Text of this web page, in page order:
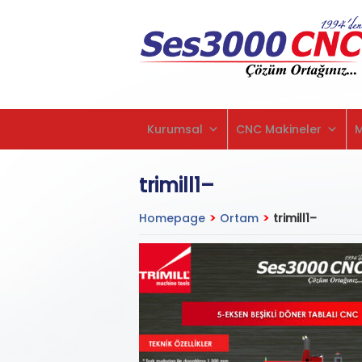
Kurumsal
CNC Makineler
trimill1–
Homepage > Ortam > trimill1–